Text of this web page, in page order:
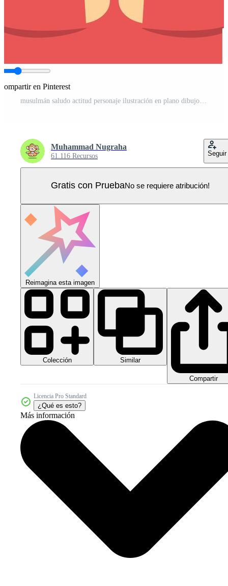
en Pinterest
Muhammad Nugraha
61.116 Recursos Seguir
Gratis con PruebaNo se requiere atribución!
Reimagina esta imagen
Colección Similar
Compartir
Licencia Pro Standard
¿Qué es esto?
Más información